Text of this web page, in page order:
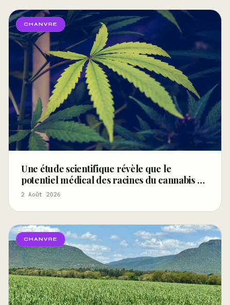
CHANVRE
Une étude scientifique révèle que le
potentiel médical des racines du cannabis est
« sous-exploré » – Marijuana Moment
2 Août 2026
CHANVRE